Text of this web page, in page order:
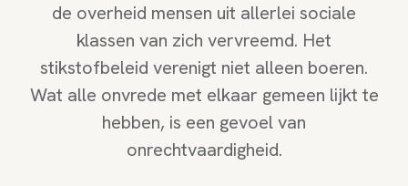
de overheid mensen uit allerlei sociale
klassen van zich vervreemd. Het
stikstofbeleid verenigt niet alleen boeren.
Wat alle onvrede met elkaar gemeen lijkt te
hebben, is een gevoel van
onrechtvaardigheid.